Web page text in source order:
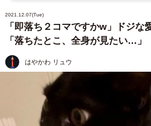
2021.12.07(Tue)
「即落ち２コマですかw」ドジな
「落ちたとこ、全身が見たい…」
はやかわ リュウ